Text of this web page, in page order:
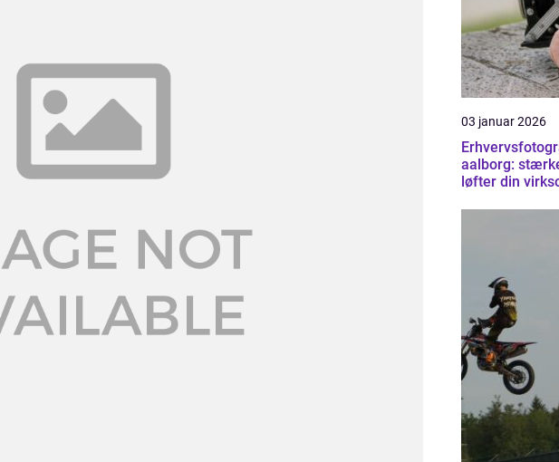
03 januar 2026
aalborg:
løfter din